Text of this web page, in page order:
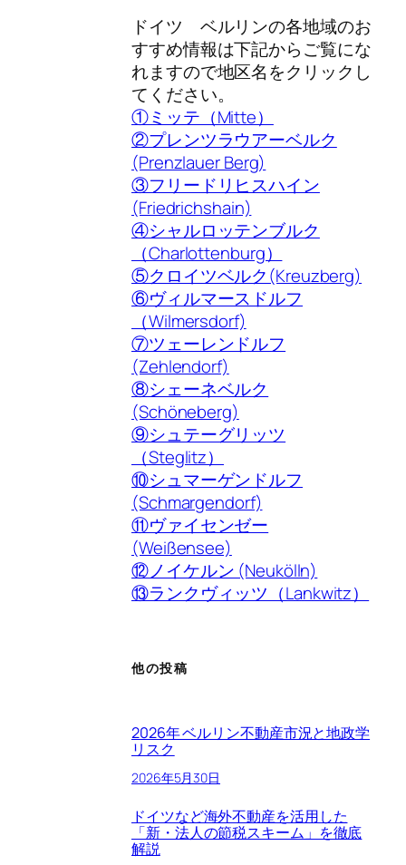
ドイツ ベルリンの各地域のお
すすめ情報は下記からご覧にな
れますので地区名をクリックし
てください。
①ミッテ（Mitte）
②プレンツラウアーベルク
(Prenzlauer Berg)
③フリードリヒスハイン
(Friedrichshain)
④シャルロッテンブルク
（Charlottenburg）
⑤クロイツベルク(Kreuzberg)
⑥ヴィルマースドルフ
（Wilmersdorf)
⑦ツェーレンドルフ
(Zehlendorf)
⑧シェーネベルク
(Schöneberg)
⑨シュテーグリッツ
（Steglitz）
⑩シュマーゲンドルフ
(Schmargendorf)
⑪ヴァイセンゼー
(Weißensee)
⑫ノイケルン (Neukölln)
⑬ランクヴィッツ（Lankwitz）
他の投稿
2026年 ベルリン不動産市況と地政学
リスク
2026年5月30日
ドイツなど海外不動産を活用した
「新・法人の節税スキーム」を徹底
解説